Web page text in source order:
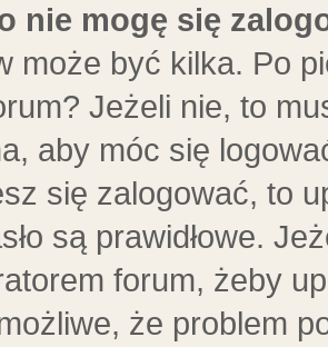
nie mogę się
może być kilka. Po
Jeżeli nie, to
aby móc się
się zalogować, to
są prawidłowe.
forum, żeby
że problem